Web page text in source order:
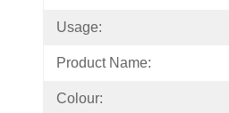
Usage:
Product Name:
Colour: